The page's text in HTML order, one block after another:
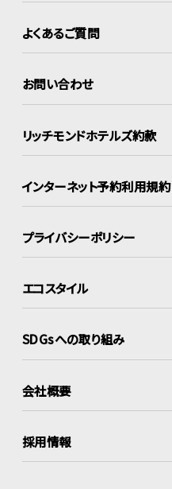
よくあるご質問
お問い合わせ
リッチモンドホテルズ約款
インターネット予約利用規約
プライバシーポリシー
エコスタイル
SDGsへの取り組み
会社概要
採用情報